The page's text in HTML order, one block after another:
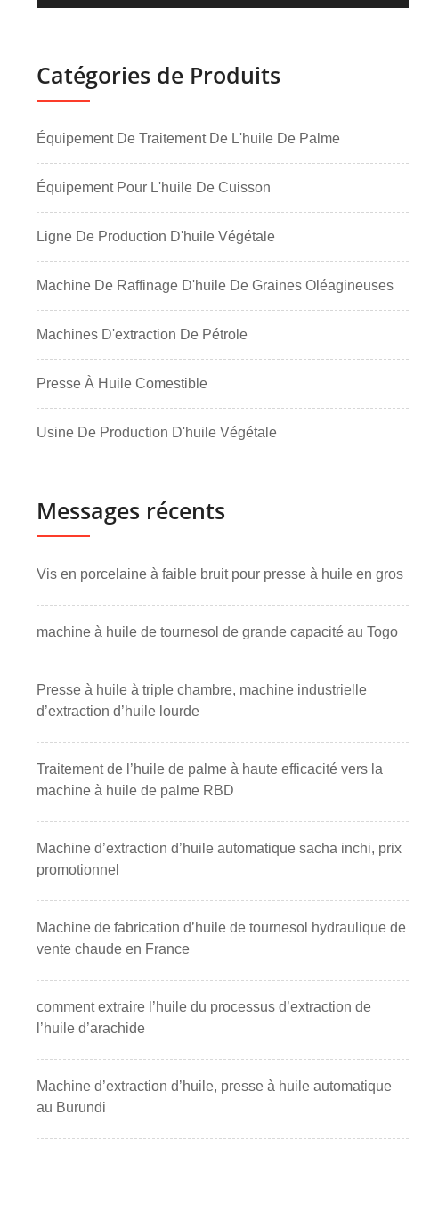
Catégories de Produits
Équipement De Traitement De L'huile De Palme
Équipement Pour L'huile De Cuisson
Ligne De Production D'huile Végétale
Machine De Raffinage D'huile De Graines Oléagineuses
Machines D'extraction De Pétrole
Presse À Huile Comestible
Usine De Production D'huile Végétale
Messages récents
Vis en porcelaine à faible bruit pour presse à huile en gros
machine à huile de tournesol de grande capacité au Togo
Presse à huile à triple chambre, machine industrielle
d’extraction d’huile lourde
Traitement de l’huile de palme à haute efficacité vers la
machine à huile de palme RBD
Machine d’extraction d’huile automatique sacha inchi, prix
promotionnel
Machine de fabrication d’huile de tournesol hydraulique de
vente chaude en France
comment extraire l’huile du processus d’extraction de
l’huile d’arachide
Machine d’extraction d’huile, presse à huile automatique
au Burundi